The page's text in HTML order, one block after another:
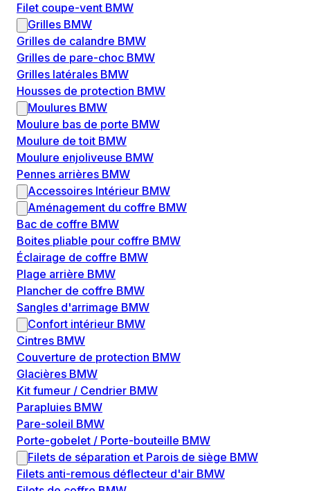
Filet coupe-vent BMW
Grilles BMW
Grilles de calandre BMW
Grilles de pare-choc BMW
Grilles latérales BMW
Housses de protection BMW
Moulures BMW
Moulure bas de porte BMW
Moulure de toit BMW
Moulure enjoliveuse BMW
Pennes arrières BMW
Accessoires Intérieur BMW
Aménagement du coffre BMW
Bac de coffre BMW
Boites pliable pour coffre BMW
Éclairage de coffre BMW
Plage arrière BMW
Plancher de coffre BMW
Sangles d'arrimage BMW
Confort intérieur BMW
Cintres BMW
Couverture de protection BMW
Glacières BMW
Kit fumeur / Cendrier BMW
Parapluies BMW
Pare-soleil BMW
Porte-gobelet / Porte-bouteille BMW
Filets de séparation et Parois de siège BMW
Filets anti-remous déflecteur d'air BMW